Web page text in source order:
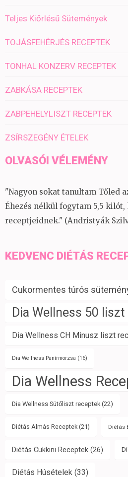
Teljes Kiőrlésű Sütemények
TOJÁSFEHÉRJÉS RECEPTEK
TONHAL KONZERV RECEPTEK
ZABKÁSA RECEPTEK
ZABPEHELYLISZT RECEPTEK
ZSÍRSZEGÉNY ÉTELEK
OLVASÓI VÉLEMÉNY
"Nagyon sokat tanultam Tőled
Éhezés nélkül fogytam 5,5 kilót,
receptjeidnek." (Andristyák
KEDVENC DIÉTÁS
Cukormentes túrós
Dia Wellness 50
Dia Wellness CH Minusz liszt
Dia Wellness Panírmorzsa (16)
Dia Wellness
Dia Wellness Sütőliszt receptek (22)
Diétás Almás Receptek (21) Diétás
Diétás Cukkini Receptek (26)
Diétás Húsételek (33)